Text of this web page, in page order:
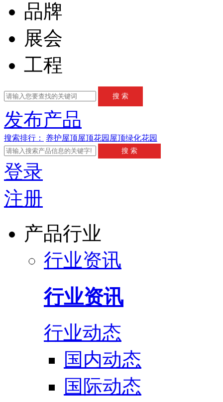
品牌
展会
工程
发布产品
搜索排行： 养护屋顶屋顶花园 屋顶绿化花园
登录
注册
产品行业
行业资讯
行业资讯
行业动态
国内动态
国际动态